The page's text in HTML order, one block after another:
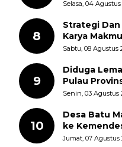
Polisi
Selasa, 04
8
Strategi Dan
Karya
Sabtu, 08 Agustus
9
Diduga
Pulau
Pungli
Senin, 03 Agustus
10
Desa Batu
ke
GMAS
Jumat, 07 Agustus